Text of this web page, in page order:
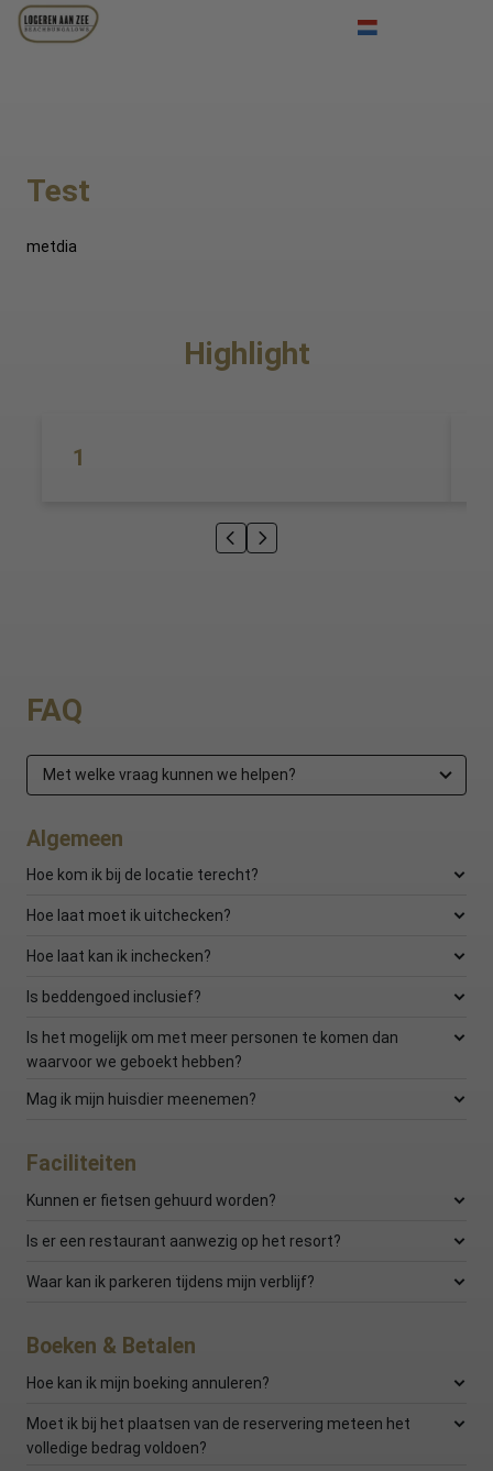
Inloggen
Test
metdia
Highlight
1
FAQ
Met welke vraag kunnen we helpen?
Algemeen
Hoe kom ik bij de locatie terecht?
Hoe laat moet ik uitchecken?
Hoe laat kan ik inchecken?
Is beddengoed inclusief?
Is het mogelijk om met meer personen te komen dan
waarvoor we geboekt hebben?
Mag ik mijn huisdier meenemen?
Faciliteiten
Kunnen er fietsen gehuurd worden?
Is er een restaurant aanwezig op het resort?
Waar kan ik parkeren tijdens mijn verblijf?
Boeken & Betalen
Hoe kan ik mijn boeking annuleren?
Moet ik bij het plaatsen van de reservering meteen het
volledige bedrag voldoen?